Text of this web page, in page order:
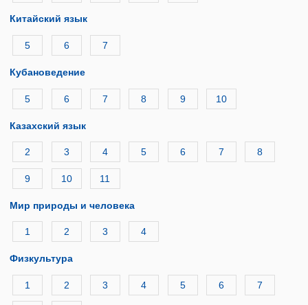
Китайский язык
5 6 7
Кубановедение
5 6 7 8 9 10
Казахский язык
2 3 4 5 6 7 8
9 10 11
Мир природы и человека
1 2 3 4
Физкультура
1 2 3 4 5 6 7